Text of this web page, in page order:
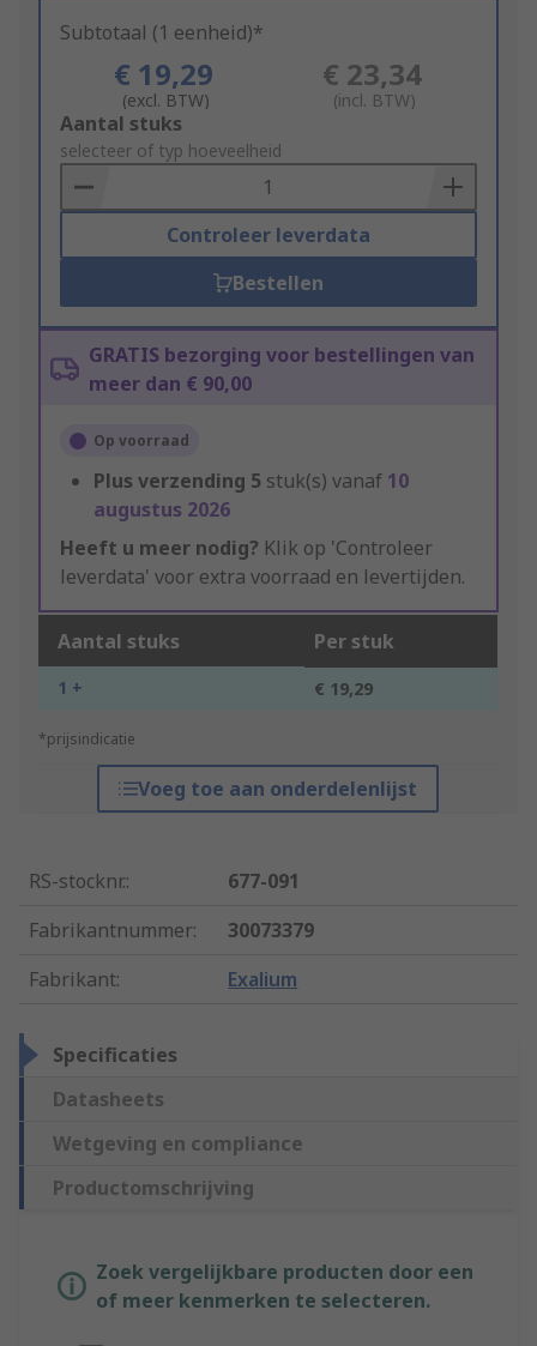
Subtotaal (1 eenheid)*
€ 19,29
(excl. BTW)
€ 23,34
(incl. BTW)
Add
to
Basket
Aantal stuks
selecteer of typ hoeveelheid
Controleer leverdata
Bestellen
GRATIS bezorging voor bestellingen van
meer dan € 90,00
Op voorraad
Plus verzending 5 stuk(s) vanaf 10
augustus 2026
Heeft u meer nodig? Klik op 'Controleer
leverdata' voor extra voorraad en levertijden.
Aantal stuks Per stuk
1 + € 19,29
*prijsindicatie
Voeg toe aan onderdelenlijst
RS-stocknr.:
677-091
Fabrikantnummer:
30073379
Fabrikant: Exalium
Specificaties
Datasheets
Wetgeving en compliance
Productomschrijving
Zoek vergelijkbare producten door een
of meer kenmerken te selecteren.